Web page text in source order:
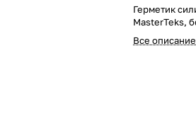
Герметик
MasterTeks,
Все описание